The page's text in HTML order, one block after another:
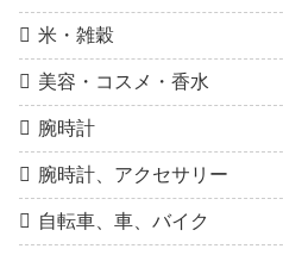
米・雑穀
美容・コスメ・香水
腕時計
腕時計、アクセサリー
自転車、車、バイク